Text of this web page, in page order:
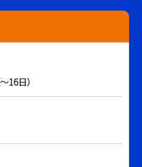
16日）